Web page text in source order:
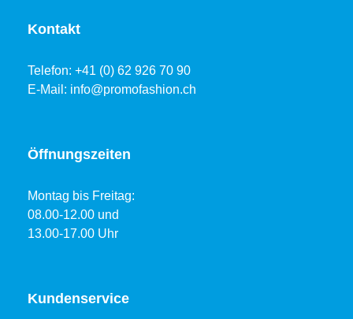
Kontakt
Telefon: +41 (0) 62 926 70 90
E-Mail: info@promofashion.ch
Öffnungszeiten
Montag bis Freitag:
08.00-12.00 und
13.00-17.00 Uhr
Kundenservice